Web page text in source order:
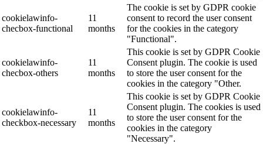
cookielawinfo-
checbox-functional
11
months
The cookie is set by GDPR cookie
consent to record the user consent
for the cookies in the category
"Functional".
cookielawinfo-
checbox-others
11
months
This cookie is set by GDPR Cookie
Consent plugin. The cookie is used
to store the user consent for the
cookies in the category "Other.
cookielawinfo-
checkbox-necessary
11
months
This cookie is set by GDPR Cookie
Consent plugin. The cookies is used
to store the user consent for the
cookies in the category
"Necessary".